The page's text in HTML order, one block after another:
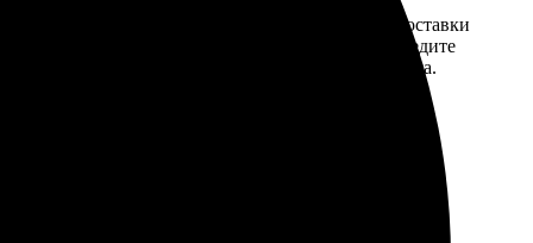
Введите адрес и выберите способ доставки
заказа. Если у вас есть промокод, введите
его в специальное поле для промокода.